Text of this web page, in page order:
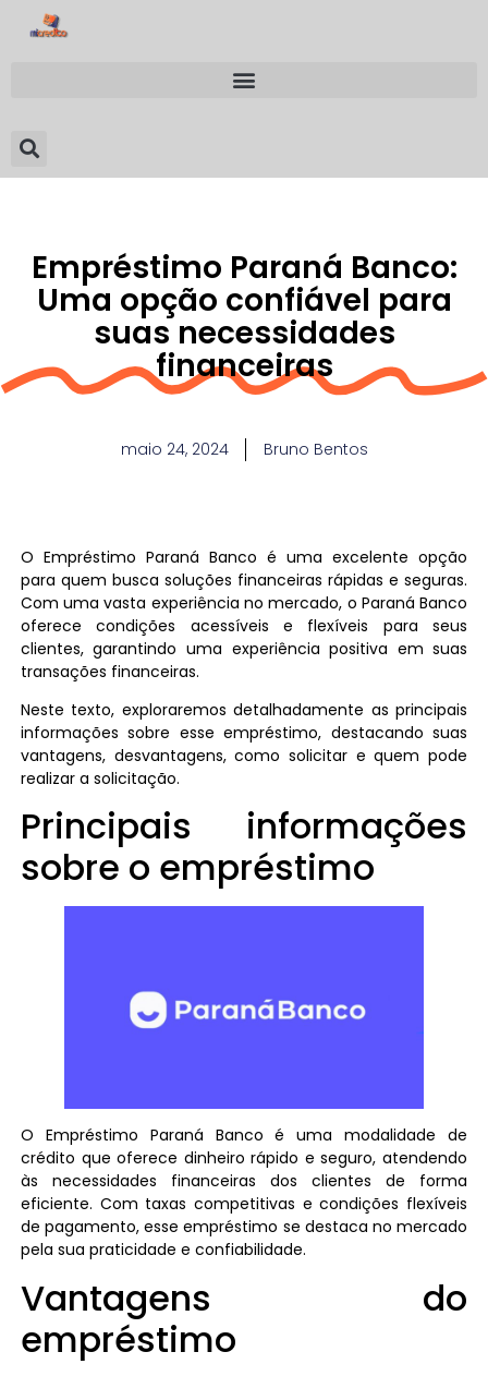
Empréstimo Paraná Banco:
Uma opção confiável para
suas necessidades
financeiras
maio 24, 2024 Bruno Bentos
O Empréstimo Paraná Banco é uma excelente opção
para quem busca soluções financeiras rápidas e seguras.
Com uma vasta experiência no mercado, o Paraná Banco
oferece condições acessíveis e flexíveis para seus
clientes, garantindo uma experiência positiva em suas
transações financeiras.
Neste texto, exploraremos detalhadamente as principais
informações sobre esse empréstimo, destacando suas
vantagens, desvantagens, como solicitar e quem pode
realizar a solicitação.
Principais informações
sobre o empréstimo
O Empréstimo Paraná Banco é uma modalidade de
crédito que oferece dinheiro rápido e seguro, atendendo
às necessidades financeiras dos clientes de forma
eficiente. Com taxas competitivas e condições flexíveis
de pagamento, esse empréstimo se destaca no mercado
pela sua praticidade e confiabilidade.
Vantagens do
empréstimo